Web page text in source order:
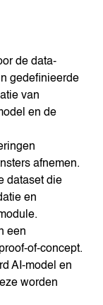
de data-
gedefinieerde
van
en de
afnemen.
dataset die
en
een
of-concept.
AI-model en
worden